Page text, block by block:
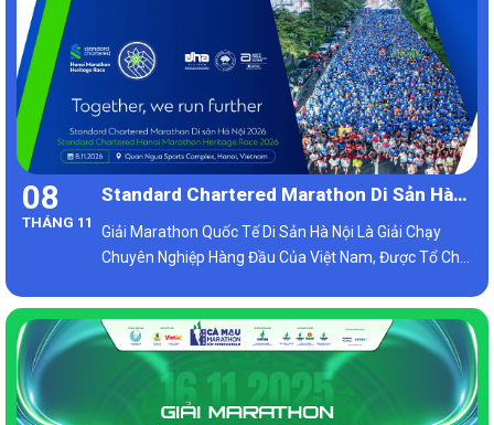
08
THÁNG 11
Standard Chartered Marathon Di Sản Hà
Nội 2026
Giải Marathon Quốc Tế Di Sản Hà Nội Là Giải Chạy
Chuyên Nghiệp Hàng Đầu Của Việt Nam, Được Tổ Chức
Nước Xinh Đẹp Và Yên Bình Nhất Đông Nam Á.